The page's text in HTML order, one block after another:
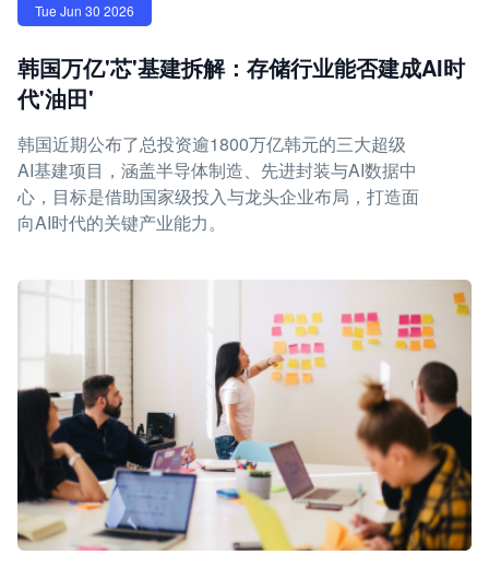
Tue Jun 30 2026
韩国万亿'芯'基建拆解：存储行业能否建成AI时
代'油田'
韩国近期公布了总投资逾1800万亿韩元的三大超级
AI基建项目，涵盖半导体制造、先进封装与AI数据中
心，目标是借助国家级投入与龙头企业布局，打造面
向AI时代的关键产业能力。